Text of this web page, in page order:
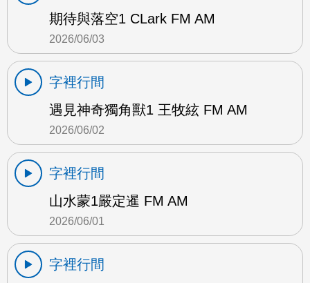
期待與落空1 CLark FM AM
2026/06/03
字裡行間
遇見神奇獨角獸1 王牧絃 FM AM
2026/06/02
字裡行間
山水蒙1嚴定暹 FM AM
2026/06/01
字裡行間